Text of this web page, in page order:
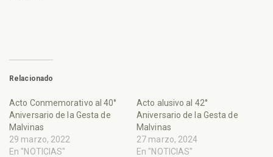
Relacionado
Acto Conmemorativo al 40°
Aniversario de la Gesta de
Malvinas
29 marzo, 2022
En "NOTICIAS"
Acto alusivo al 42°
Aniversario de la Gesta de
Malvinas
27 marzo, 2024
En "NOTICIAS"